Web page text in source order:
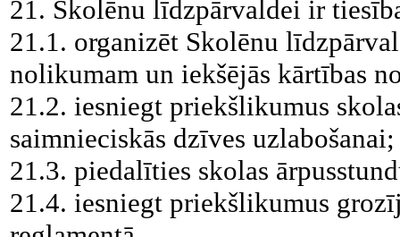
21. Skolēnu līdzpārvaldei ir
21.1. organizēt Skolēnu
nolikumam un iekšējās kārtības
21.2. iesniegt priekšlikumus
saimnieciskās dzīves uzlabošanai;
21.3. piedalīties skolas
21.4. iesniegt priekšlikumus